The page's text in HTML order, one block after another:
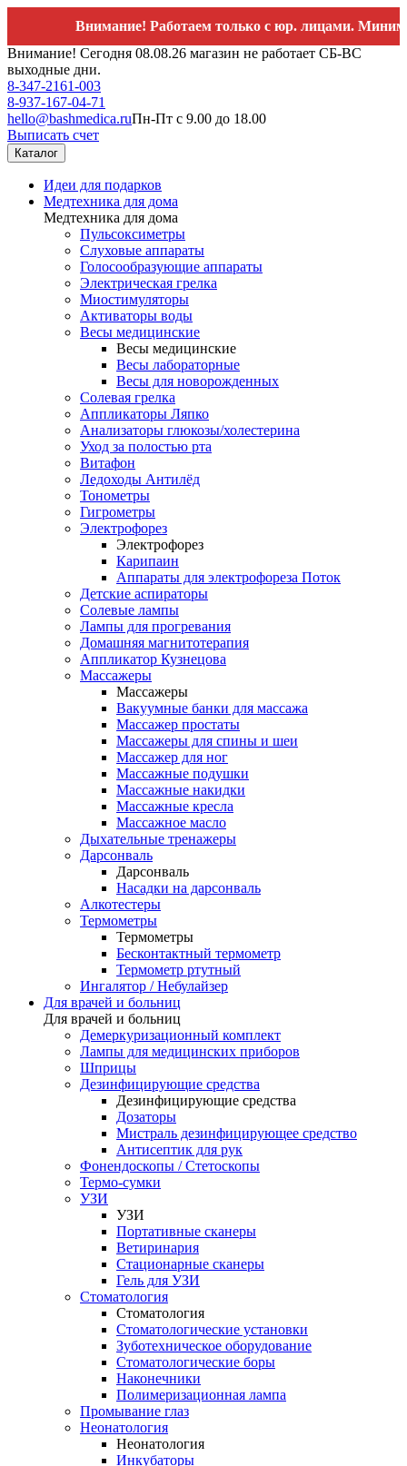
Внимание! Работаем только с юр. лицами.
Внимание! Сегодня 08.08.26 магазин не работает СБ-ВС
выходные дни.
8-347-2161-003
8-937-167-04-71
hello@bashmedica.ruПн-Пт с 9.00 до 18.00
Выписать счет
Каталог
Идеи для подарков
Медтехника для дома
Медтехника для дома
Пульсоксиметры
Слуховые аппараты
Голосообразующие аппараты
Электрическая грелка
Миостимуляторы
Активаторы воды
Весы медицинские
Весы медицинские
Весы лабораторные
Весы для новорожденных
Солевая грелка
Аппликаторы Ляпко
Анализаторы глюкозы/холестерина
Уход за полостью рта
Витафон
Ледоходы Антилёд
Тонометры
Гигрометры
Электрофорез
Электрофорез
Карипаин
Аппараты для электрофореза Поток
Детские аспираторы
Солевые лампы
Лампы для прогревания
Домашняя магнитотерапия
Аппликатор Кузнецова
Массажеры
Массажеры
Вакуумные банки для массажа
Массажер простаты
Массажеры для спины и шеи
Массажер для ног
Массажные подушки
Массажные накидки
Массажные кресла
Массажное масло
Дыхательные тренажеры
Дарсонваль
Дарсонваль
Насадки на дарсонваль
Алкотестеры
Термометры
Термометры
Бесконтактный термометр
Термометр ртутный
Ингалятор / Небулайзер
Для врачей и больниц
Для врачей и больниц
Демеркуризационный комплект
Лампы для медицинских приборов
Шприцы
Дезинфицирующие средства
Дезинфицирующие средства
Дозаторы
Мистраль дезинфицирующее средство
Антисептик для рук
Фонендоскопы / Стетоскопы
Термо-сумки
УЗИ
УЗИ
Портативные сканеры
Ветиринария
Стационарные сканеры
Гель для УЗИ
Стоматология
Стоматология
Стоматологические установки
Зуботехническое оборудование
Стоматологические боры
Наконечники
Полимеризационная лампа
Промывание глаз
Неонатология
Неонатология
Инкубаторы